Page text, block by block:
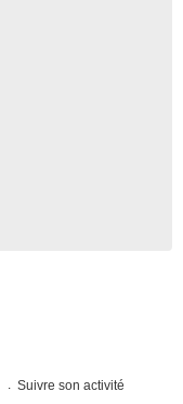
Suivre son activité